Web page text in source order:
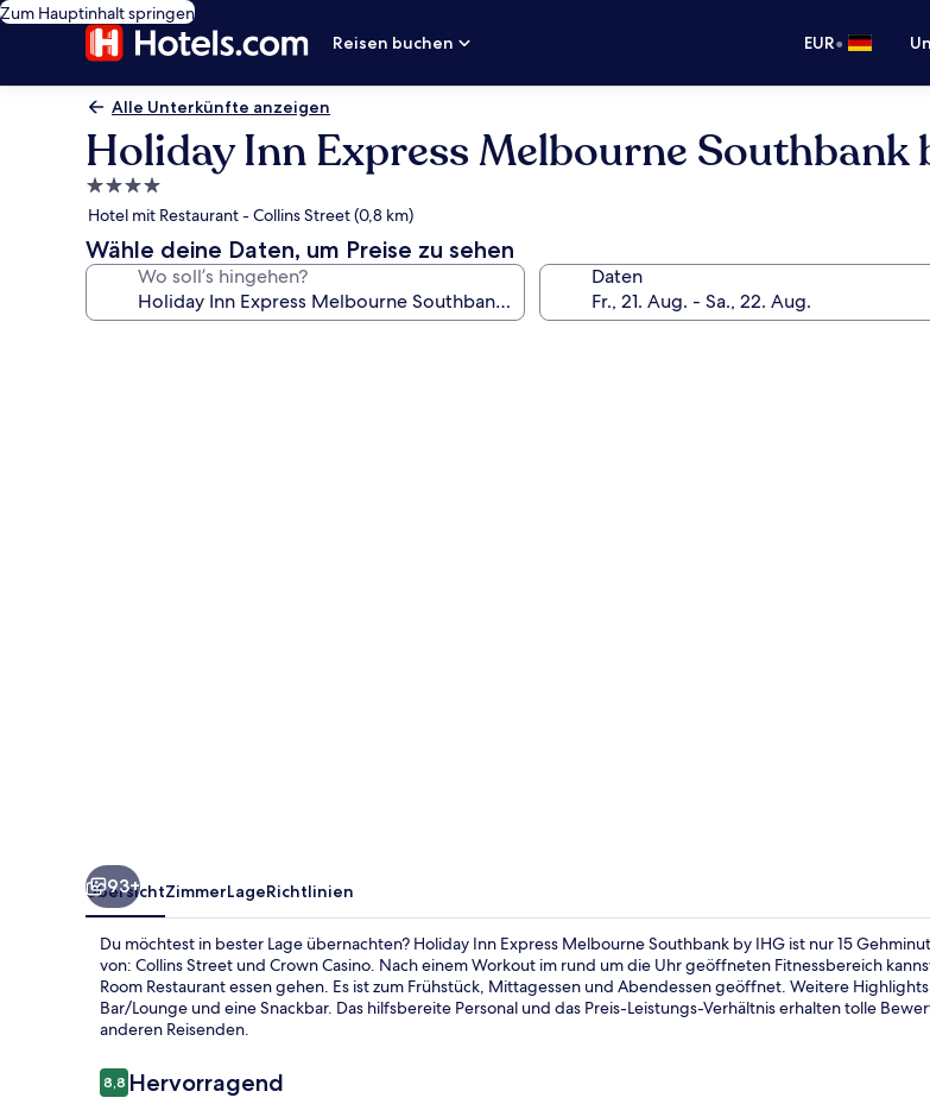
Zum Hauptinhalt springen
Reisen buchen
EUR•
Alle Unterkünfte anzeigen
Holiday Inn Express Melbourne Southbank
4.0-
Sterne-
Unterkunft
Hotel mit Restaurant - Collins Street (0,8 km)
Wähle deine Daten, um Preise zu sehen
Wo soll’s hingehen? Daten
93+
ÜbersichtZimmerLageRichtlinien
Du möchtest in bester Lage übernachten? Holiday Inn Express Melbourne Southbank by IHG ist nur 15
von: Collins Street und Crown Casino. Nach einem Workout im rund um die Uhr geöffneten Fitnessbereich
Room Restaurant essen gehen. Es ist zum Frühstück, Mittagessen und Abendessen geöffnet. Weitere
Bar/Lounge und eine Snackbar. Das hilfsbereite Personal und das Preis-Leistungs-Verhältnis erhalten tolle
anderen Reisenden.
Bewertungen
8,88,8 von 10.
Hervorragend